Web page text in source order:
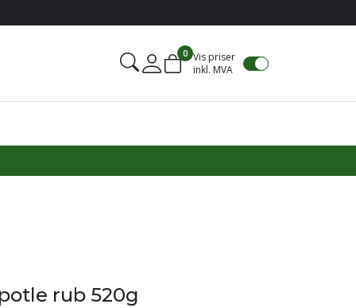
Mine sider
0 Vis priser
inkl. MVA
rub 520g